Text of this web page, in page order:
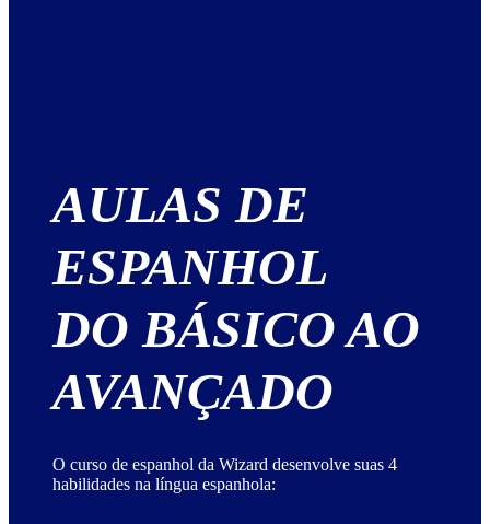
AULAS DE
ESPANHOL
DO BÁSICO AO
AVANÇADO
O curso de espanhol da Wizard desenvolve suas 4
habilidades na língua espanhola: